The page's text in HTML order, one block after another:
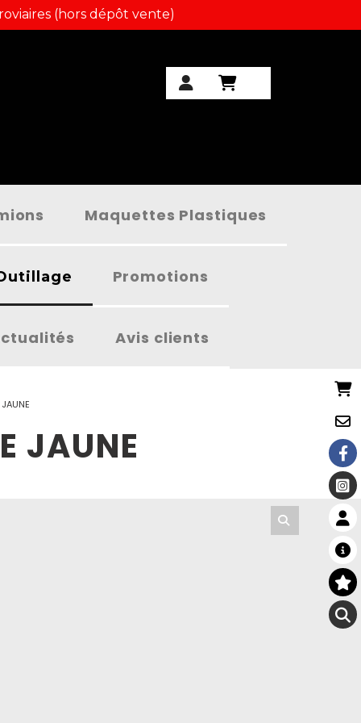
(hors dépôt vente)
Maquettes Plastiques
Promotions
Avis clients
JAUNE